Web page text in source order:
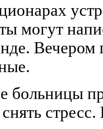
могут
Вечером
больницы
стресс.